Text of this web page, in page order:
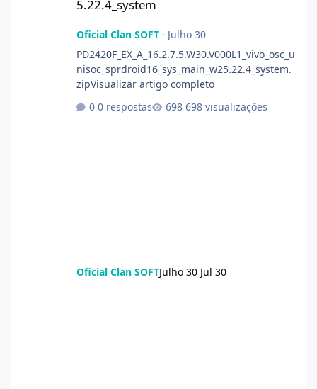
5.22.4_system
Oficial Clan SOFT· Julho 30
PD2420F_EX_A_16.2.7.5.W30.V000L1_vivo_osc_u
nisoc_sprdroid16_sys_main_w25.22.4_system.
zipVisualizar artigo completo
0 respostas
698 visualizações
Oficial Clan SOFTJulho 30 Jul 30